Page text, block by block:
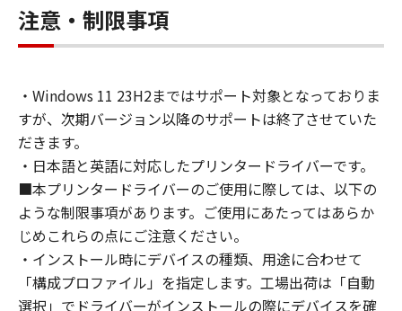
の非独占的権利をお客様に対して許諾します。
お客様は、また「指定機器」にネットワークを
通じて接続されたコンピューター上で、かかる
ェア」を使用させることができますが、かかる
コンピューターの使用者に本契約書上の義務お
よび条件を遵守させるとともに、その履行に関
し全責任を負うことを条件とします。
(2) お客様は、上記(1)に基づいて「本ソフトウ
ェア」を使用するためのバックアップとして、
「本ソフトウェア」を１部、複製することがで
きます。
(3) 上記(1)および(2)に定める場合を除き、キヤ
ノンまたはキヤノンのライセンサーのいかなる
注意・制限事項
・Windows 11 23H2まではサポート対象となっておりま
すが、次期バージョン以降のサポートは終了させていた
だきます。
・日本語と英語に対応したプリンタードライバーです。
■本プリンタードライバーのご使用に際しては、以下の
ような制限事項があります。ご使用にあたってはあらか
じめこれらの点にご注意ください。
・インストール時にデバイスの種類、用途に合わせて
「構成プロファイル」を指定します。工場出荷は「自動
選択」でドライバーがインストールの際にデバイスを確